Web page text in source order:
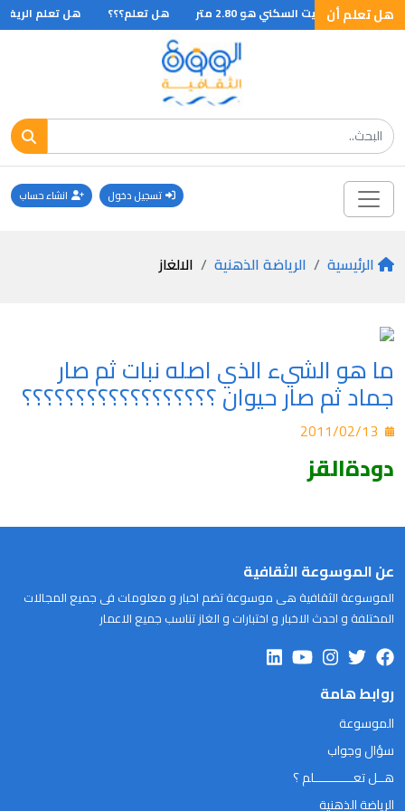
هل تعلم أن هل تعلم؟؟؟ هل تعلم
تسجيل دخول انشاء حساب
الرئيسية الرياضة الذهنية الالغاز
ما هو الشيء الذي اصله نبات ثم صار
جماد ثم صار حيوان ؟؟؟؟؟؟؟؟؟؟؟؟؟؟؟؟؟؟
دودةالقز
عن الموسوعة الثقافية
الموسوعة الثقافية هى موسوعة تضم اخبار و معلومات فى جميع المجالات
المختلفة و احدث الاخبار و اختبارات و الغاز تناسب جميع الاعمار
روابط هامة
الموسوعة
سؤال وجواب
هــل تعـــــــــــلم ؟
الرياضة الذهنية